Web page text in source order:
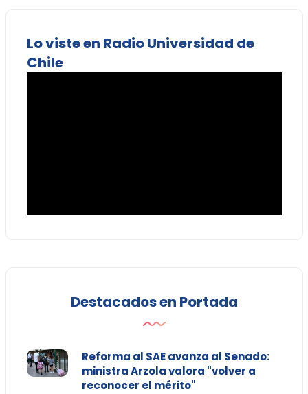
Lo viste en Radio Universidad de
Chile
Destacados en Portada
Reforma al SAE avanza al Senado:
ministra Arzola valora "volver a
reconocer el mérito"